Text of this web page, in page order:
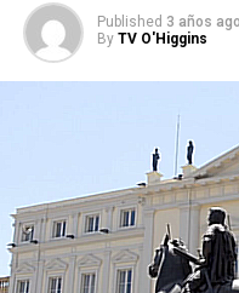
Published 3 años ago
By TV O'Higgins